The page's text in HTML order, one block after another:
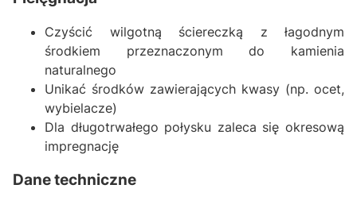
Czyścić wilgotną ściereczką z łagodnym
środkiem przeznaczonym do kamienia
naturalnego
Unikać środków zawierających kwasy (np. ocet,
wybielacze)
Dla długotrwałego połysku zaleca się okresową
impregnację
Dane techniczne